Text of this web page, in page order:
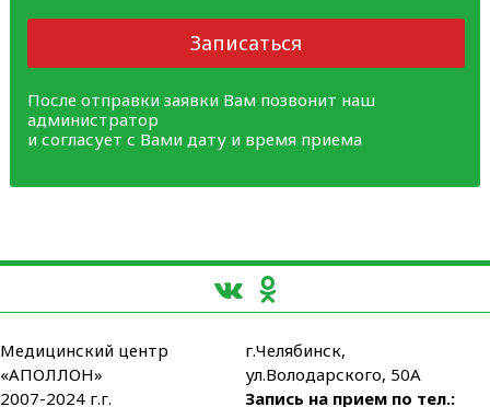
Записаться
После отправки заявки Вам позвонит наш
администратор
и согласует с Вами дату и время приема
Медицинский центр
«АПОЛЛОН»
2007-2024 г.г.
г.Челябинск,
ул.Володарского, 50А
Запись на прием по тел.: